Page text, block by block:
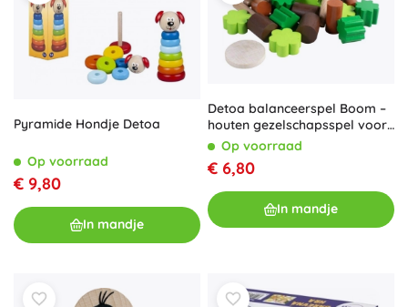
Pyramide Hondje Detoa
Op voorraad
€ 9,80
In mandje
Detoa balanceerspel Boom –
houten gezelschapsspel voor
kinderen
Op voorraad
€ 6,80
In mandje